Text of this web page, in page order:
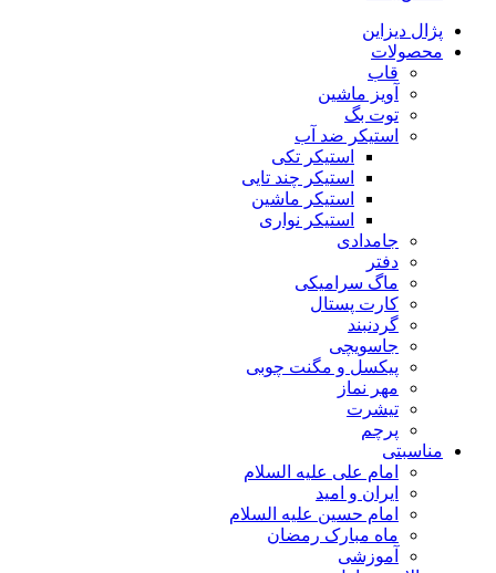
پژال دیزاین
محصولات
قاب
آویز ماشین
توت بگ
استیکر ضد آب
استیکر تکی
استیکر چند تایی
استیکر ماشین
استیکر نواری
جامدادی
دفتر
ماگ سرامیکی
کارت پستال
گردنبند
جاسویچی
پیکسل و مگنت چوبی
مهر نماز
تیشرت
پرچم
مناسبتی
امام علی علیه السلام
ایران و امید
امام حسین علیه السلام
ماه مبارک رمضان
آموزشی